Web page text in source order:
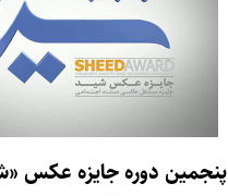
پنجمین دوره جایزه عکس